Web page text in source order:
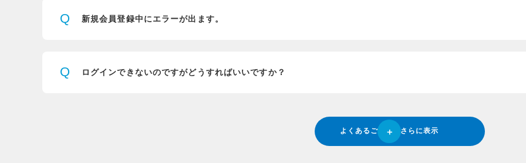
Q 新規会員登録中にエラーが出ます。
Q ログインできないのですがどうすればいいですか？
よくあるご質問をさらに表示